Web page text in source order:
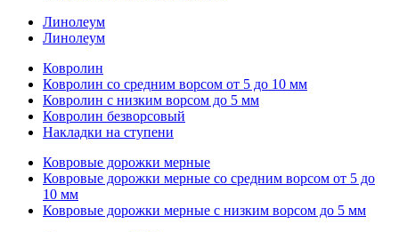
Линолеум
Линолеум
Ковролин
Ковролин со средним ворсом от 5 до 10 мм
Ковролин с низким ворсом до 5 мм
Ковролин безворсовый
Накладки на ступени
Ковровые дорожки мерные
Ковровые дорожки мерные со средним ворсом от 5 до
10 мм
Ковровые дорожки мерные с низким ворсом до 5 мм